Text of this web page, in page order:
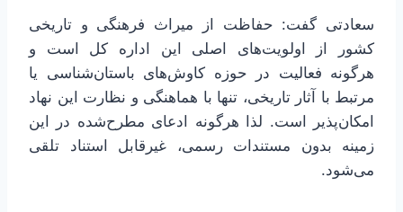
سعادتی گفت: حفاظت از میراث فرهنگی و تاریخی
کشور از اولویت‌های اصلی این اداره کل است و
هرگونه فعالیت در حوزه کاوش‌های باستان‌شناسی یا
مرتبط با آثار تاریخی، تنها با هماهنگی و نظارت این نهاد
امکان‌پذیر است. لذا هرگونه ادعای مطرح‌شده در این
زمینه بدون مستندات رسمی، غیرقابل استناد تلقی
می‌شود.